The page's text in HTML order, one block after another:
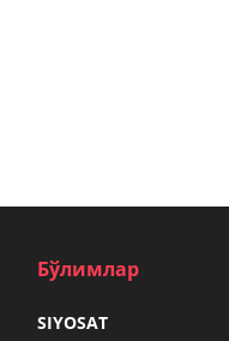
Бўлимлар
SIYOSAT